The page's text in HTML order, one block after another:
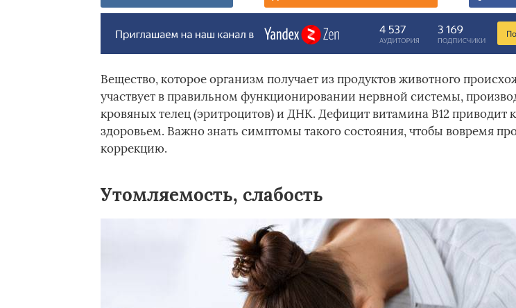
Вещество, которое организм получает из продуктов животного
участвует в правильном функционировании нервной системы,
кровяных телец (эритроцитов) и ДНК. Дефицит витамина В12 приводит
здоровьем. Важно знать симптомы такого состояния, чтобы вовремя
коррекцию.
Утомляемость, слабость